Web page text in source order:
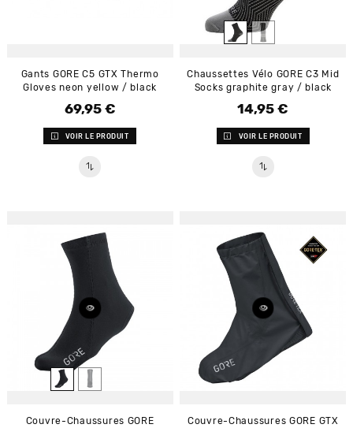
Gants GORE C5 GTX Thermo
Gloves neon yellow / black
Prix
69,95 €
VOIR LE PRODUIT
Chaussettes Vélo GORE C3 Mid
Socks graphite gray / black
Prix
14,95 €
VOIR LE PRODUIT
Couvre-Chaussures GORE
Couvre-Chaussures GORE GTX